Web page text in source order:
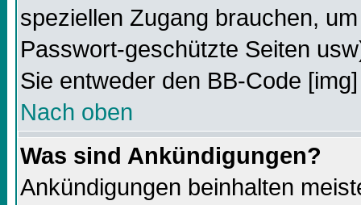
speziellen Zugang brauchen,
Passwort-geschützte Seiten
Sie entweder den BB-Code
Nach oben
Was sind Ankündigungen?
Ankündigungen beinhalten